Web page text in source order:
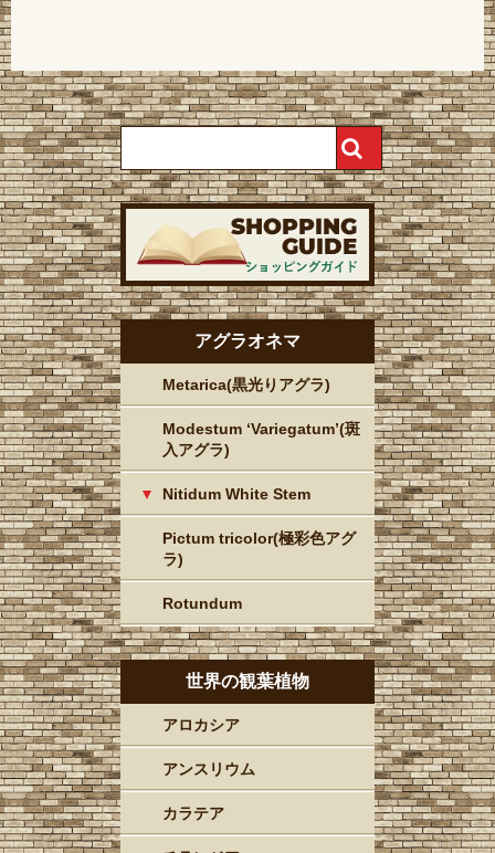
アグラオネマ
Metarica(黒光りアグラ)
Modestum ‘Variegatum’(斑
入アグラ)
Nitidum White Stem
Pictum tricolor(極彩色アグ
ラ)
Rotundum
世界の観葉植物
アロカシア
アンスリウム
カラテア